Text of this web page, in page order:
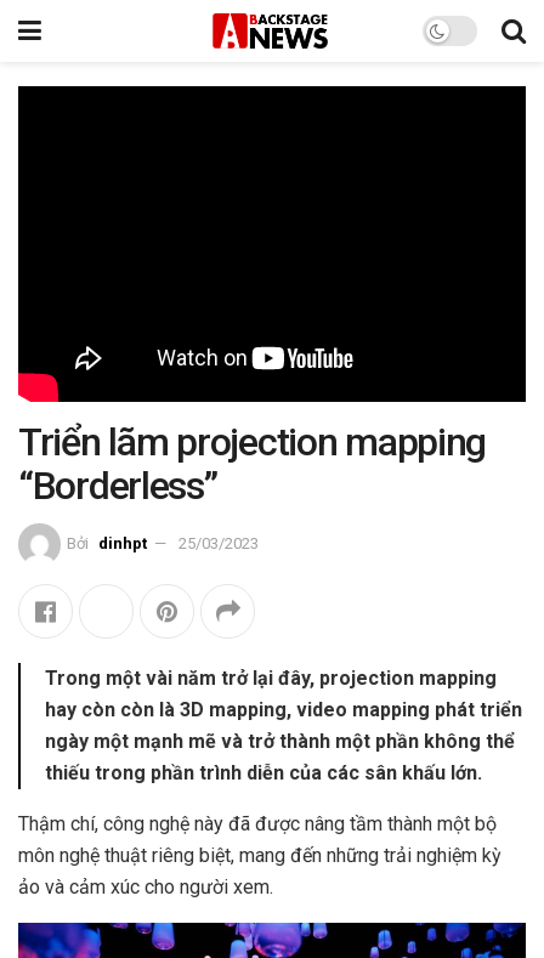
Triển lãm projection mapping
“Borderless”
Bởi dinhpt 25/03/2023
Trong một vài năm trở lại đây, projection mapping
hay còn còn là 3D mapping, video mapping phát triển
ngày một mạnh mẽ và trở thành một phần không thể
thiếu trong phần trình diễn của các sân khấu lớn.
Thậm chí, công nghệ này đã được nâng tầm thành một bộ
môn nghệ thuật riêng biệt, mang đến những trải nghiệm kỳ
ảo và cảm xúc cho người xem.